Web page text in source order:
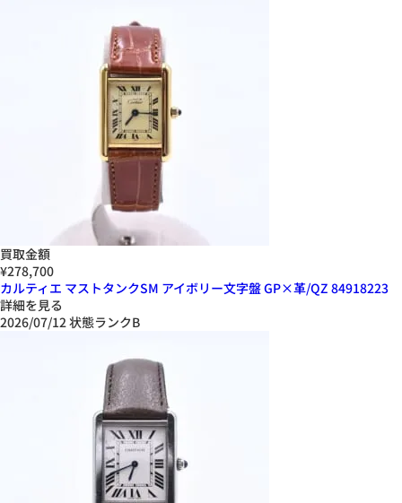
買取金額
¥278,700
カルティエ マストタンクSM アイボリー文字盤 GP×革/QZ 84918223
詳細を見る
2026/07/12状態ランクB